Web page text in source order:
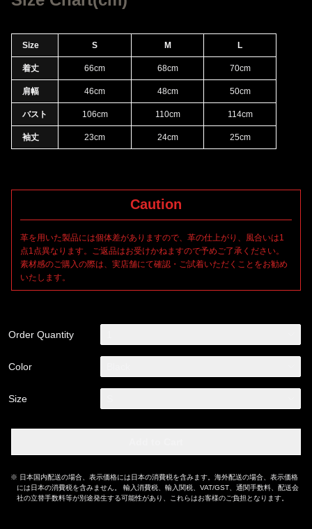
残しています。バックに「BACKLASH FIXER」の片山氏の直筆ロ
Size S M L
着丈 66cm 68cm 70cm
肩幅 46cm 48cm 50cm
バスト 106cm 110cm 114cm
袖丈 23cm 24cm 25cm
Caution
革を用いた製品には個体差がありますので、革の仕上がり、風合いは1
点1点異なります。ご返品はお受けかねますので予めご了承ください。
素材感のご購入の際は、実店舗にて確認・ご試着いただくことをお勧め
いたします。
Order Quantity
Color
Size
※ 日本国内配送の場合、表示価格には日本の消費税を含みます。海外配送の場合、表示価格
には日本の消費税を含みません。 輸入消費税、輸入関税、VAT/GST、通関手数料、配送会
社の立替手数料等が別途発生する可能性があり、これらはお客様のご負担となります。